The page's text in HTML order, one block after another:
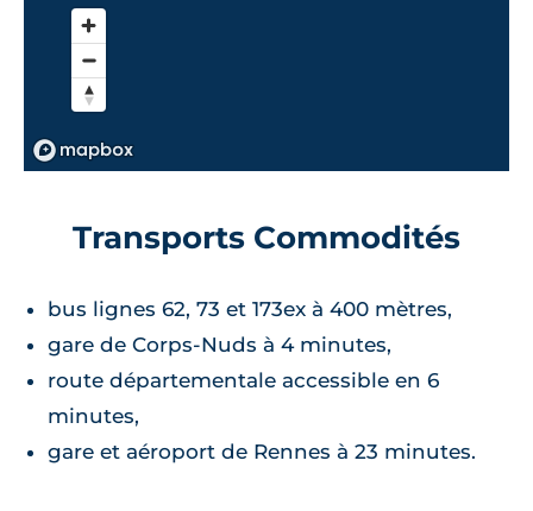
Transports Commodités
bus lignes 62, 73 et 173ex à 400 mètres,
gare de Corps-Nuds à 4 minutes,
route départementale accessible en 6
minutes,
gare et aéroport de Rennes à 23 minutes.